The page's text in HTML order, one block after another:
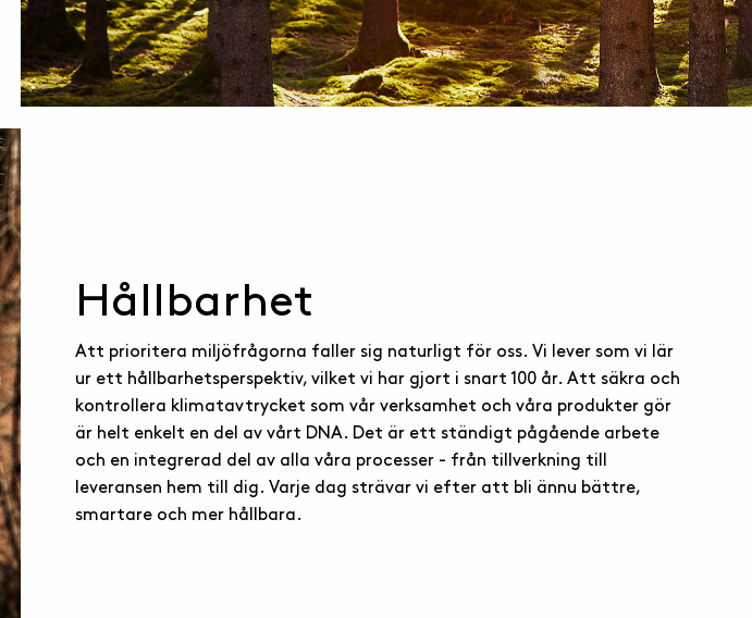
Hållbarhet
Att prioritera miljöfrågorna faller sig naturligt för oss. Vi lever som vi lär
ur ett hållbarhetsperspektiv, vilket vi har gjort i snart 100 år. Att säkra och
kontrollera klimatavtrycket som vår verksamhet och våra produkter gör
är helt enkelt en del av vårt DNA. Det är ett ständigt pågående arbete
och en integrerad del av alla våra processer - från tillverkning till
leveransen hem till dig. Varje dag strävar vi efter att bli ännu bättre,
smartare och mer hållbara.